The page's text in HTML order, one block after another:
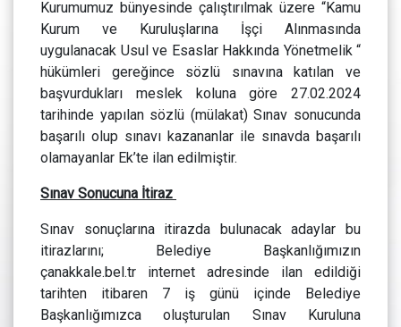
Kurumumuz bünyesinde çalıştırılmak üzere “Kamu
Kurum ve Kuruluşlarına İşçi Alınmasında
uygulanacak Usul ve Esaslar Hakkında Yönetmelik “
hükümleri gereğince sözlü sınavına katılan ve
başvurdukları meslek koluna göre 27.02.2024
tarihinde yapılan sözlü (mülakat) Sınav sonucunda
başarılı olup sınavı kazananlar ile sınavda başarılı
olamayanlar Ek’te ilan edilmiştir.
Sınav Sonucuna İtiraz
Sınav sonuçlarına itirazda bulunacak adaylar bu
itirazlarını; Belediye Başkanlığımızın
çanakkale.bel.tr internet adresinde ilan edildiği
tarihten itibaren 7 iş günü içinde Belediye
Başkanlığımızca oluşturulan Sınav Kuruluna